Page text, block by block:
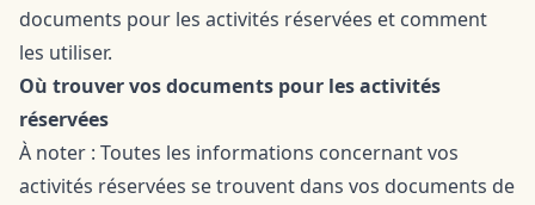
documents pour les activités réservées et comment
les utiliser.
Où trouver vos documents pour les activités
réservées
À noter : Toutes les informations concernant vos
activités réservées se trouvent dans vos documents de